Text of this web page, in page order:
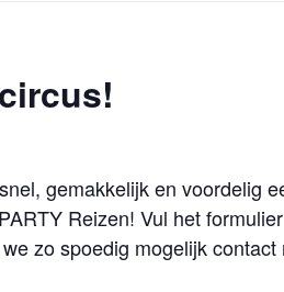
gemakkelijk en voordelig
Reizen! Vul het
zo spoedig mogelijk contact